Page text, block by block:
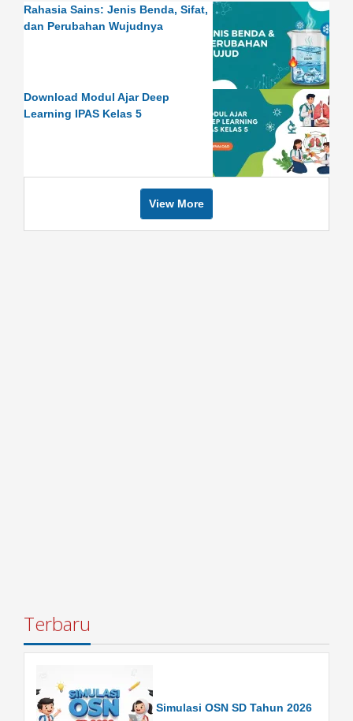
Rahasia Sains: Jenis Benda, Sifat,
dan Perubahan Wujudnya
Download Modul Ajar Deep
Learning IPAS Kelas 5
View More
Terbaru
Simulasi OSN SD Tahun 2026